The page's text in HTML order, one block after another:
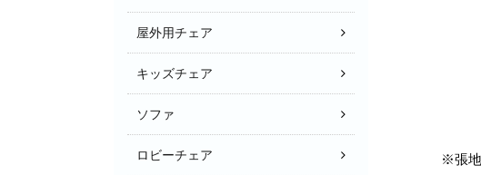
※張地
屋外用チェア
キッズチェア
ソファ
ロビーチェア